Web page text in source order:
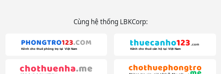
Cùng hệ thống LBKCorp: